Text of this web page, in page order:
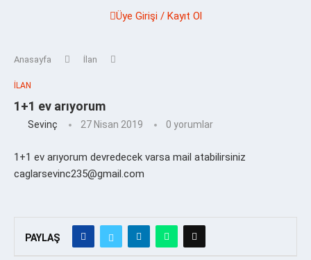
Üye Girişi / Kayıt Ol
Anasayfa İlan
İLAN
1+1 ev arıyorum
Sevinç 27 Nisan 2019 0 yorumlar
1+1 ev arıyorum devredecek varsa mail atabilirsiniz
caglarsevinc235@gmail.com
PAYLAŞ